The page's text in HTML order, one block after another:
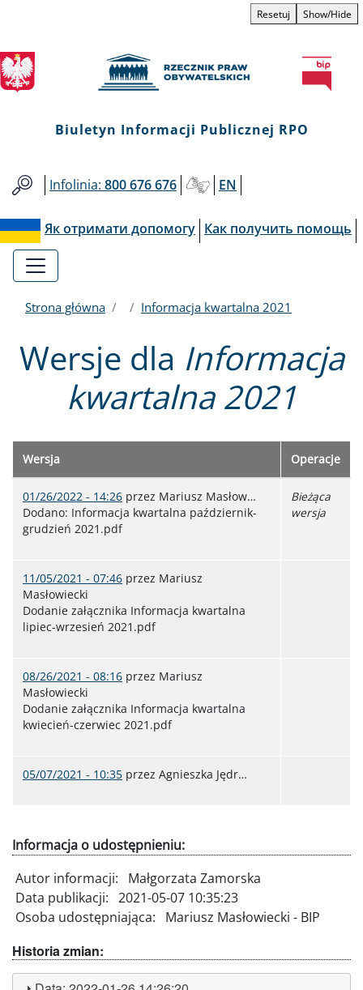
menu
głównego
treści
informacji
o
kontakcie
mapy
serwisu
Informacji
Publicznej
RPO
Resetuj Show/Hide
Biuletyn Informacji Publicznej RPO
Infolinia: 800 676 676 EN
Як отримати допомогу Как получить помощь
Strona główna Informacja kwartalna 2021
Wersje dla Informacja
kwartalna 2021
Wersja Operacje
01/26/2022 - 14:26 przez Mariusz Masłow…
Dodano: Informacja kwartalna październik-
grudzień 2021.pdf
Bieżąca
wersja
11/05/2021 - 07:46 przez Mariusz
Masłowiecki
Dodanie załącznika Informacja kwartalna
lipiec-wrzesień 2021.pdf
08/26/2021 - 08:16 przez Mariusz
Masłowiecki
Dodanie załącznika Informacja kwartalna
kwiecień-czerwiec 2021.pdf
05/07/2021 - 10:35 przez Agnieszka Jędr…
Informacja o udostępnieniu:
Autor informacji:
Małgorzata Zamorska
Data publikacji: 2021-05-07 10:35:23
Osoba udostępniająca:
Mariusz Masłowiecki - BIP
Historia zmian: